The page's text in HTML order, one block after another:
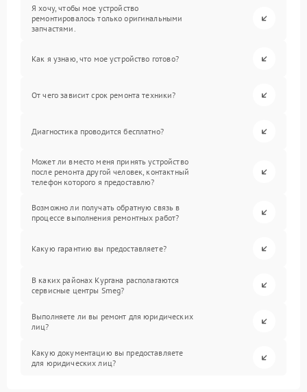
Я хочу, чтобы мое устройство
ремонтировалось только оригинальными
запчастями.
Как я узнаю, что мое устройство готово?
От чего зависит срок ремонта техники?
Диагностика проводится бесплатно?
Может ли вместо меня принять устройство
после ремонта другой человек, контактный
телефон которого я предоставлю?
Возможно ли получать обратную связь в
процессе выполнения ремонтных работ?
Какую гарантию вы предоставляете?
В каких районах Кургана располагаются
сервисные центры Smeg?
Выполняете ли вы ремонт для юридических
лиц?
Какую документацию вы предоставляете
для юридических лиц?